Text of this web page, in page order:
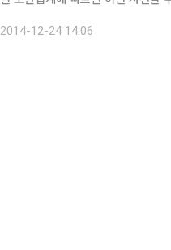
2014-12-24 14:06